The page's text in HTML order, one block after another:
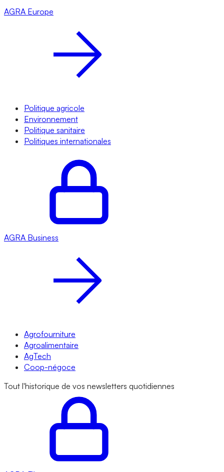
AGRA Europe
Politique agricole
Environnement
Politique sanitaire
Politiques internationales
AGRA Business
Agrofourniture
Agroalimentaire
AgTech
Coop-négoce
Tout l'historique de vos newsletters quotidiennes